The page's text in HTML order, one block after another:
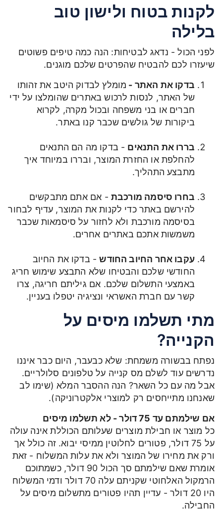
לקנות בטוח ולישון טוב
בלילה
לפני הכול - נדאג לבטיחות: הנה כמה טיפים פשוטים
שיעזרו לכם להבטיח שהפרטים שלכם מוגנים.
בדקו את האתר - מומלץ לבדוק היטב את זהותו
של האתר, לנסות לרכוש באתרים שהומלצו על ידי
חברים או בני משפחה ובכול מקרה, לקרוא
ביקורות של גולשים שכבר קנו באתר.
בררו את התנאים - בדקו מה הם התנאים
להחלפת או החזרת המוצר, ובררו במיוחד איך
מתבצע התהליך.
בחרו סיסמה מורכבת - אם אתם מתבקשים
להירשם באתר כדי לקנות את המוצר, עדיף לבחור
בסיסמה מורכבת ולא לחזור על סיסמאות שכבר
משמשות אתכם באתרים אחרים.
עקבו אחר החיוב החודש- בדקו את החיוב
החודשי שלכם והבטיחו שלא התבצע שימוש חריג
באמצעי התשלום שלכם. אם גיליתם חריגה, צרו
קשר עם חברת האשראי ונציגיה יטפלו בעניין.
מתי תשלמו מיסים על
הקנייה?
נפתח בבשורה משמחת: שלא כבעבר, היום כבר איננו
נדרשים עוד לשלם מס קנייה על טלפונים סלולריים.
אבל מה עם כל השאר? הנה ההסבר המלא (שימו לב
שאנחנו מתייחסים רק למוצרי אלקטרוניקה).
אם שילמתם עד 75 דולר - לא תשלמו מיסים
כל מוצר או חבילת מוצרים שעלותם הכוללת אינה עולה
על 75 דולר, פטורים לחלוטין ממיסי יבוא. זה כולל אך
ורק את מחירו של המוצר ולא את עלות המשלוח - זאת
אומרת שאם שילמתם סך הכול 90 דולר, כשמתוכם
הרמקול האלחוטי שקניתם עלה 70 דולר ודמי המשלוח
היו 20 דולר - עדיין תהיו פטורים מתשלום מיסים על
החבילה.